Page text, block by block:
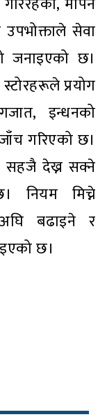
सेवा
जनाइएको छ।
प्रयोग
इन्धनको
गरिएको छ।
सहजै देख्न सक्ने
नियम मिच्ने
अघि बढाइने र
छ।